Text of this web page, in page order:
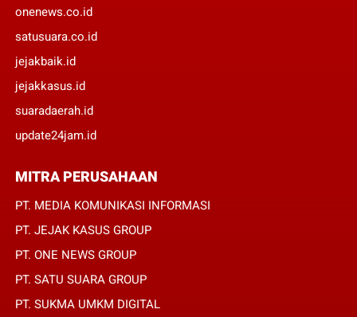
onenews.co.id
satusuara.co.id
jejakbaik.id
jejakkasus.id
suaradaerah.id
update24jam.id
MITRA PERUSAHAAN
PT. MEDIA KOMUNIKASI INFORMASI
PT. JEJAK KASUS GROUP
PT. ONE NEWS GROUP
PT. SATU SUARA GROUP
PT. SUKMA UMKM DIGITAL